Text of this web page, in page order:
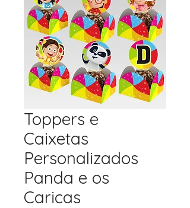
Toppers e
Caixetas
Personalizados
Panda e os
Caricas